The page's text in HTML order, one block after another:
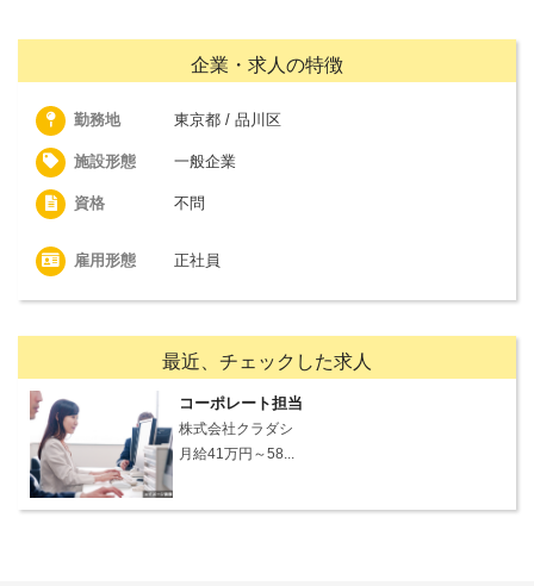
企業・求人の特徴
勤務地 東京都 / 品川区
施設形態 一般企業
資格 不問
雇用形態 正社員
最近、チェックした求人
コーポレート担当
株式会社クラダシ
月給41万円～58...